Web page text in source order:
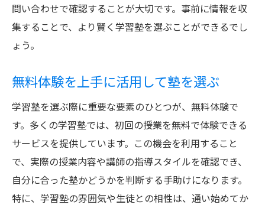
問い合わせで確認することが大切です。事前に情報を収
集することで、より賢く学習塾を選ぶことができるでし
ょう。
無料体験を上手に活用して塾を選ぶ
学習塾を選ぶ際に重要な要素のひとつが、無料体験で
す。多くの学習塾では、初回の授業を無料で体験できる
サービスを提供しています。この機会を利用すること
で、実際の授業内容や講師の指導スタイルを確認でき、
自分に合った塾かどうかを判断する手助けになります。
特に、学習塾の雰囲気や生徒との相性は、通い始めてか